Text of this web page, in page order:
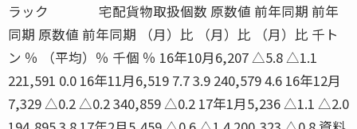
ラック 宅配貨物取扱個数 原数値 前年同期 前年
同期 原数値 前年同期 （月）比 （月）比 （月）比 千ト
ン ％ （平均）％ 千個 ％ 16年10月6,207 △5.8 △1.1
221,591 0.0 16年11月6,519 7.7 3.9 240,579 4.6 16年12月
7,329 △0.2 △0.2 340,859 △0.2 17年1月5,236 △1.1 △2.0